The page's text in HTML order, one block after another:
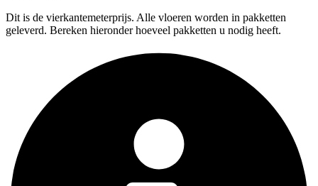
Dit is de vierkantemeterprijs. Alle vloeren worden in pakketten
geleverd. Bereken hieronder hoeveel pakketten u nodig heeft.